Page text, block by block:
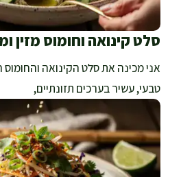
סלט קינואה וחומוס מזין
אני מכינה את סלט הקינואה
טבעי, עשיר בערכים תזונתיים,